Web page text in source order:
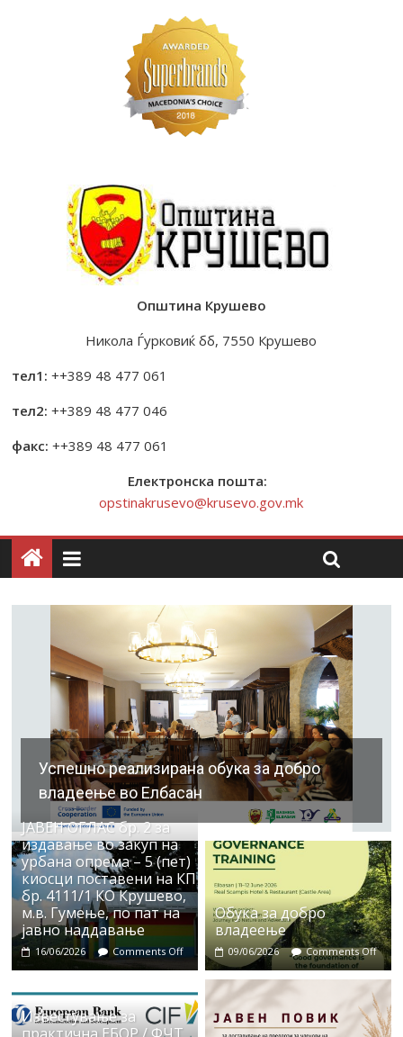
Општина Крушево
Никола Ѓурковиќ бб, 7550 Крушево
тел1: ++389 48 477 061
тел2: ++389 48 477 046
факс: ++389 48 477 061
Електронска пошта:
opstinakrusevo@krusevo.gov.mk
Успешно реализирана обука за добро
владеење во Елбасан
ЈАВЕН ОГЛАС бр. 2 за
издавање во закуп на
урбана опрема – 5 (пет)
киосци поставени на КП
бр. 4111/1 КО Крушево,
м.в. Гумење, по пат на
јавно наддавање
16/06/2026 Comments Off
Обука за добро
владеење
09/06/2026 Comments Off
Известување за